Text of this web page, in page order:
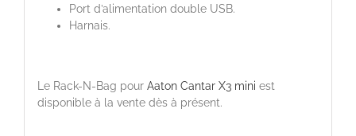
Port d’alimentation double USB.
Harnais.
Le Rack-N-Bag pour Aaton Cantar X3 mini est
disponible à la vente dès à présent.